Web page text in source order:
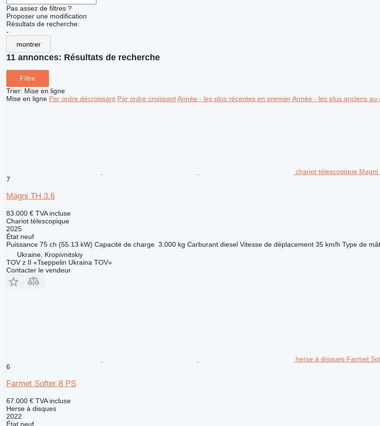
Pas assez de filtres ?
Proposer une modification
Résultats de recherche:
-
montrer
11 annonces: Résultats de recherche
Filtre
Trier: Mise en ligne
Mise en ligne Par ordre décroissant Par ordre croissant Année - les plus récentes en premier Année - les plus anciens au
chariot télescopique
7
Magni TH 3.6
83.000 € TVA incluse
Chariot télescopique
2025
Étatneuf
Puissance 75 ch (55.13 kW) Capacité de charge 3.000 kg Carburant diesel Vitesse de déplacement 35 km/h Type de mât
Ukraine, Kropivnitskiy
TOV z II «Tseppelin Ukraina TOV»
Contacter le vendeur
herse à disques Farmet
6
Farmet Softer 8 PS
67.000 € TVA incluse
Herse à disques
2022
Étatneuf